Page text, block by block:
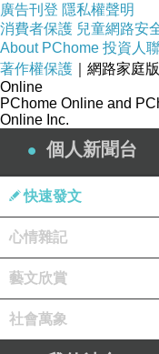
廣告刊登 隱私權聲明
消費者保護 兒童網路安
About PChome 投資人
著作權保護 ｜網路家庭
Online
PChome Online and
Online Inc.
個人新聞台
快速發文
心情雜記
藝文欣賞
社會萬象